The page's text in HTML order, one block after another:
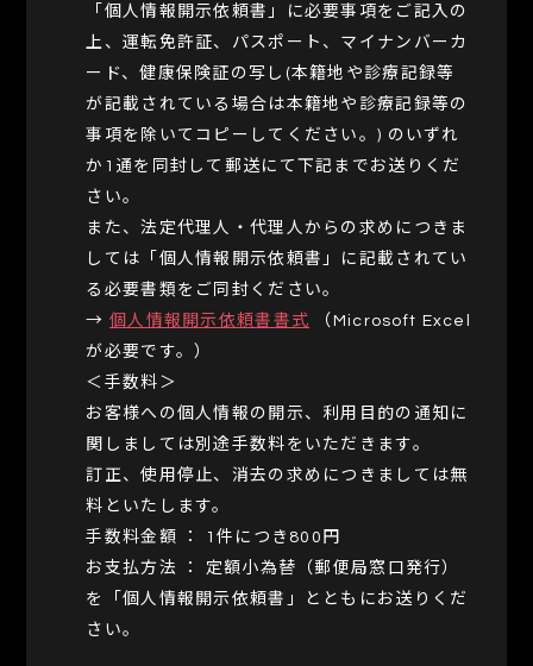
「個人情報開示依頼書」に必要事項をご記入の
上、運転免許証、パスポート、マイナンバーカ
ード、健康保険証の写し(本籍地や診療記録等
が記載されている場合は本籍地や診療記録等の
事項を除いてコピーしてください。) のいずれ
か1通を同封して郵送にて下記までお送りくだ
さい。
また、法定代理人・代理人からの求めにつきま
しては「個人情報開示依頼書」に記載されてい
る必要書類をご同封ください。
→個人情報開示依頼書書式 （Microsoft Excel
が必要です。）
＜手数料＞
お客様への個人情報の開示、利用目的の通知に
関しましては別途手数料をいただきます。
訂正、使用停止、消去の求めにつきましては無
料といたします。
手数料金額 ： 1件につき800円
お支払方法 ： 定額小為替（郵便局窓口発行）
を「個人情報開示依頼書」とともにお送りくだ
さい。